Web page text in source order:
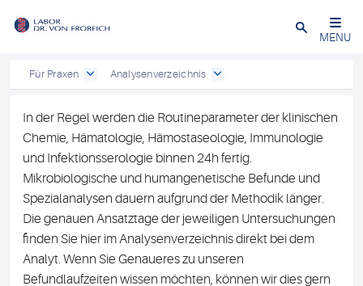
Close
MENU
Für Praxen Analysenverzeichnis
In der Regel werden die Routineparameter der klinischen
Chemie, Hämatologie, Hämostaseologie, Immunologie
und Infektionsserologie binnen 24h fertig.
Mikrobiologische und humangenetische Befunde und
Spezialanalysen dauern aufgrund der Methodik länger.
Die genauen Ansatztage der jeweiligen Untersuchungen
finden Sie hier im Analysenverzeichnis direkt bei dem
Analyt. Wenn Sie Genaueres zu unseren
Befundlaufzeiten wissen möchten, können wir dies gern